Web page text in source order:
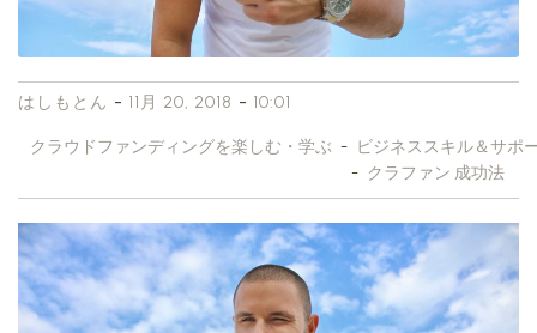
はしもとん - 11月 20, 2018 - 10:01
クラウドファンディングを楽しむ・学ぶ - ビジネススキル＆サポ
- クラファン 成功法